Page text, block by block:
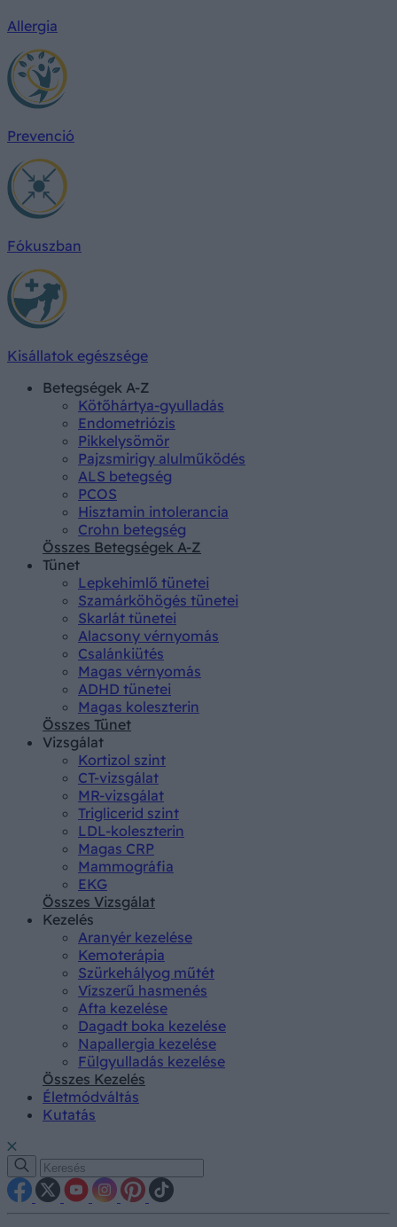
Allergia
Prevenció
Fókuszban
Kisállatok egészsége
Betegségek A-Z
Kötőhártya-gyulladás
Endometriózis
Pikkelysömör
Pajzsmirigy alulműködés
ALS betegség
PCOS
Hisztamin intolerancia
Crohn betegség
Összes Betegségek A-Z
Tünet
Lepkehimlő tünetei
Szamárköhögés tünetei
Skarlát tünetei
Alacsony vérnyomás
Csalánkiütés
Magas vérnyomás
ADHD tünetei
Magas koleszterin
Összes Tünet
Vizsgálat
Kortizol szint
CT-vizsgálat
MR-vizsgálat
Triglicerid szint
LDL-koleszterin
Magas CRP
Mammográfia
EKG
Összes Vizsgálat
Kezelés
Aranyér kezelése
Kemoterápia
Szürkehályog műtét
Vízszerű hasmenés
Afta kezelése
Dagadt boka kezelése
Napallergia kezelése
Fülgyulladás kezelése
Összes Kezelés
Életmódváltás
Kutatás